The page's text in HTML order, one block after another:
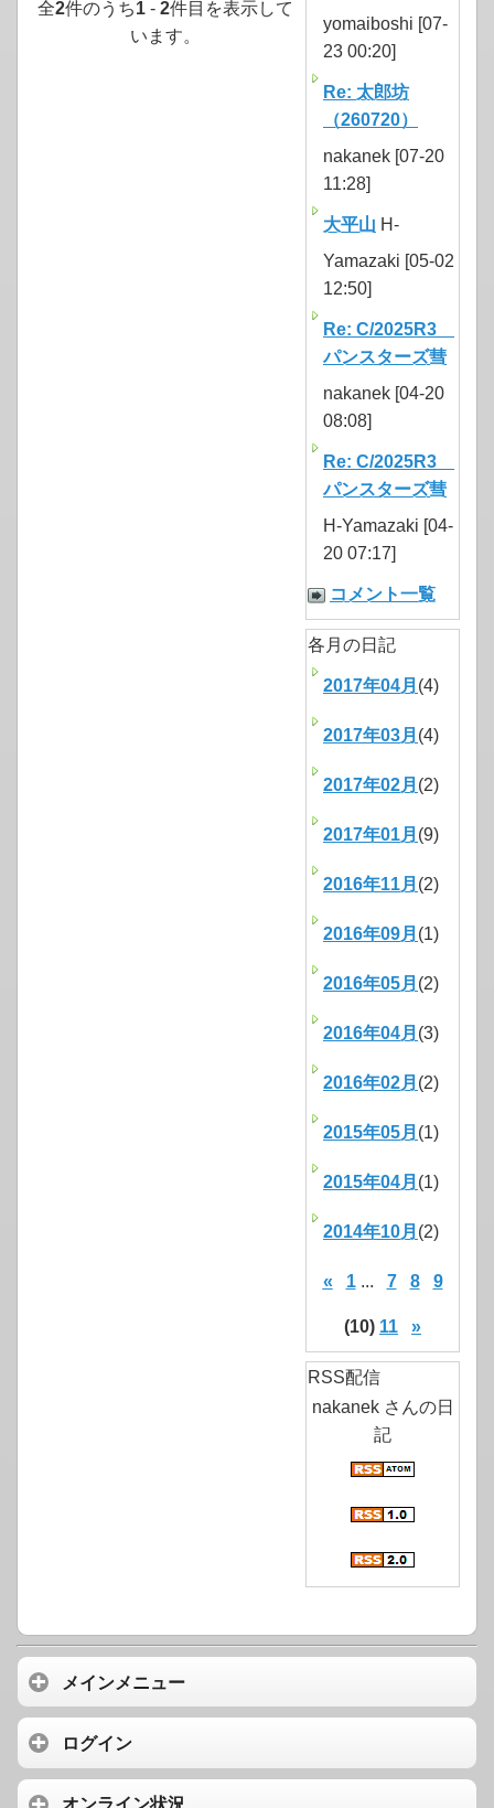
全2件のうち1 - 2件目を表示して
います。
yomaiboshi [07-
23 00:20]
Re: 太郎坊
（260720）
nakanek [07-20
11:28]
大平山 H-
Yamazaki [05-02
12:50]
Re: C/2025R3
パンスターズ彗
nakanek [04-20
08:08]
Re: C/2025R3
パンスターズ彗
H-Yamazaki [04-
20 07:17]
コメント一覧
各月の日記
2017年04月 (4)
2017年03月 (4)
2017年02月 (2)
2017年01月 (9)
2016年11月 (2)
2016年09月 (1)
2016年05月 (2)
2016年04月 (3)
2016年02月 (2)
2015年05月 (1)
2015年04月 (1)
2014年10月 (2)
« 1... 7 8 9
(10) 11 »
RSS配信
nakanek さんの日
記
メインメニュー
ログイン
オンライン状況